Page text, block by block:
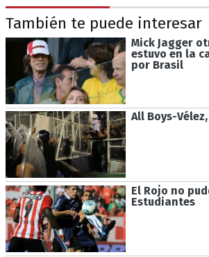
También te puede interesar
Mick Jagger
estuvo en la
por Brasil
All Boys-
El Rojo no
Estudiantes